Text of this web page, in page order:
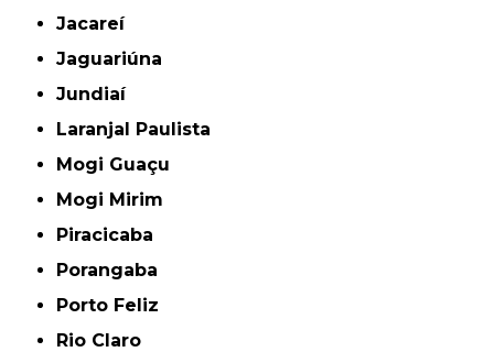
Jacareí
Jaguariúna
Jundiaí
Laranjal Paulista
Mogi Guaçu
Mogi Mirim
Piracicaba
Porangaba
Porto Feliz
Rio Claro